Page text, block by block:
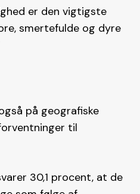
er den vigtigste
smertefulde og dyre
på geografiske
til
30,1 procent, at de